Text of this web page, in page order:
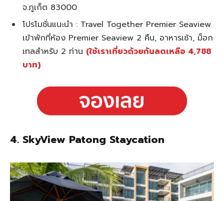
จ.ภูเก็ต 83000
โปรโมชั่นแนะนำ : Travel Together Premier Seaview
เข้าพักที่ห้อง Premier Seaview 2 คืน, อาหารเช้า, ม็อก
เทลสำหรับ 2 ท่าน (ใช้เราเที่ยวด้วยกันลดเหลือ 4,788
บาท)
4. SkyView Patong Staycation